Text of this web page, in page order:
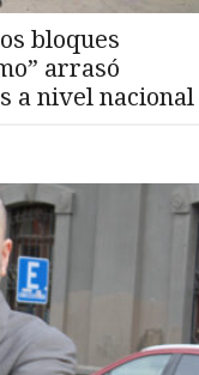
bloques
arrasó
a nivel nacional